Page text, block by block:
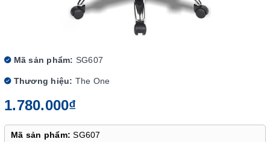
Mã sản phẩm: SG607
Thương hiệu: The One
1.780.000₫
Mã sản phẩm: SG607